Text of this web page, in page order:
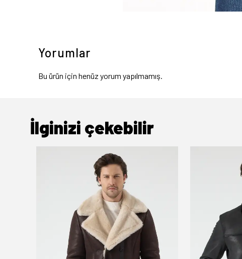
Yorumlar
Bu ürün için henüz yorum yapılmamış.
İlginizi çekebilir